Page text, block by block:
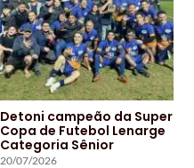
Detoni campeão da Super
Copa de Futebol Lenarge
Categoria Sênior
20/07/2026